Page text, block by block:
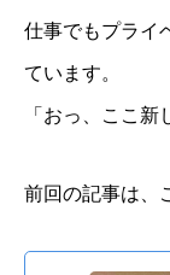
仕事でもプライ
ています。
「おっ、ここ新
前回の記事は、